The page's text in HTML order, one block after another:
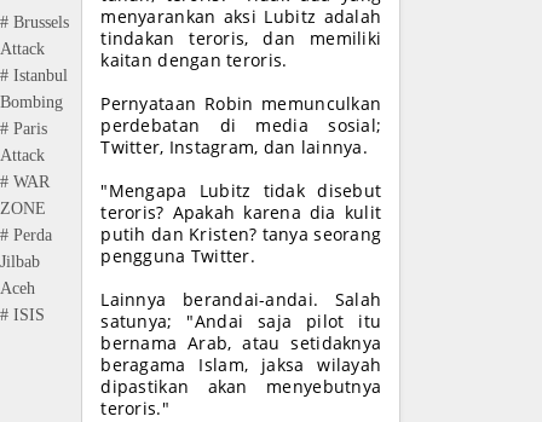
# Brussels
Attack
# Istanbul
Bombing
# Paris
Attack
# WAR
ZONE
# Perda
Jilbab
Aceh
# ISIS
menyarankan aksi Lubitz adalah
tindakan teroris, dan memiliki
kaitan dengan teroris.
Pernyataan Robin memunculkan
perdebatan di media sosial;
Twitter, Instagram, dan lainnya.
"Mengapa Lubitz tidak disebut
teroris? Apakah karena dia kulit
putih dan Kristen? tanya seorang
pengguna Twitter.
Lainnya berandai-andai. Salah
satunya; "Andai saja pilot itu
bernama Arab, atau setidaknya
beragama Islam, jaksa wilayah
dipastikan akan menyebutnya
teroris."